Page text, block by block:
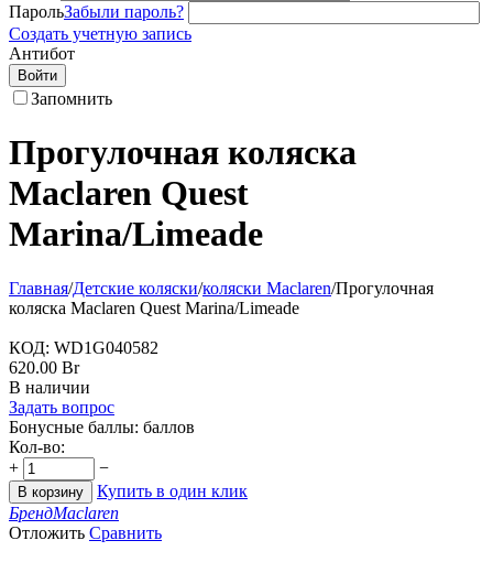
ПарольЗабыли пароль?
Создать учетную запись
Антибот
Войти
Запомнить
Прогулочная коляска
Maclaren Quest
Marina/Limeade
Главная/Детские коляски/коляски Maclaren/Прогулочная
коляска Maclaren Quest Marina/Limeade
КОД: WD1G040582
620.00 Br
В наличии
Задать вопрос
Бонусные баллы: баллов
Кол-во:
+
−
В корзину
Купить в один клик
БрендMaclaren
Отложить Сравнить